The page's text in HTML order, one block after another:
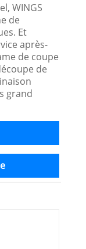
WINGS
de
Et
après-
de coupe
de
grand